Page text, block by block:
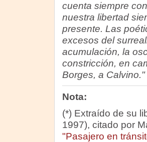
cuenta siempre
nuestra libertad
presente. Las
excesos del
acumulación, la
constricción, en
Borges, a Calvino."
Nota:
(*) Extraído de su
1997), citado por
"Pasajero en